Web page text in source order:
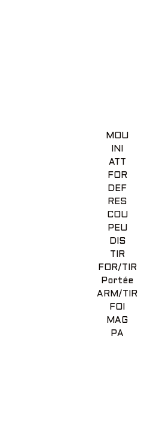
MOU
INI
ATT
FOR
DEF
RES
COU
PEU
DIS
TIR
FOR/TIR
Portée
ARM/TIR
FOI
MAG
PA